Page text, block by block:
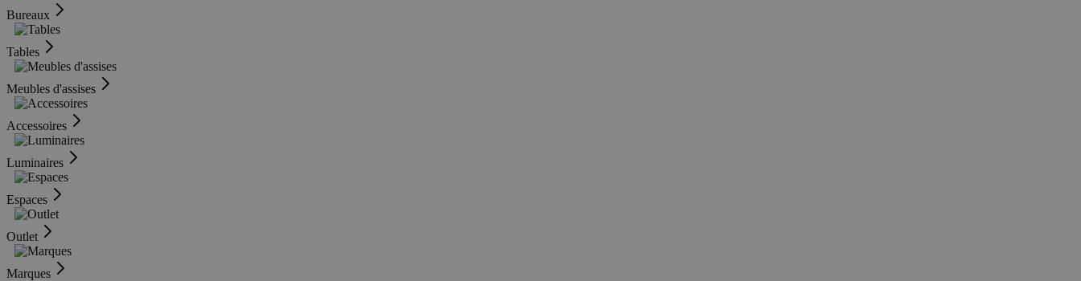
Bureaux
Tables
Meubles d'assises
Accessoires
Luminaires
Espaces
Outlet
Marques